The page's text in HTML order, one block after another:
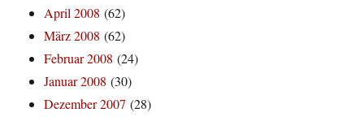
April 2008 (62)
März 2008 (62)
Februar 2008 (24)
Januar 2008 (30)
Dezember 2007 (28)